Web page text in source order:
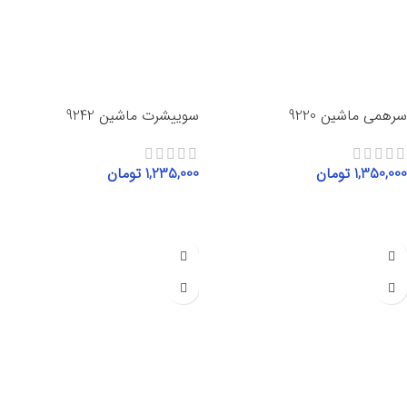
سرهمی ماشین 9220
1,350,000 تومان
سوییشرت ماشین 9242
1,235,000 تومان